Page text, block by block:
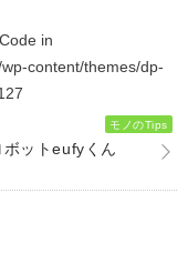
in
content/themes/dp-
モノのTips
ットeufyくん